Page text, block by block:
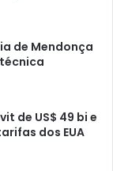
de Mendonça
de US$ 49 bi e
dos EUA